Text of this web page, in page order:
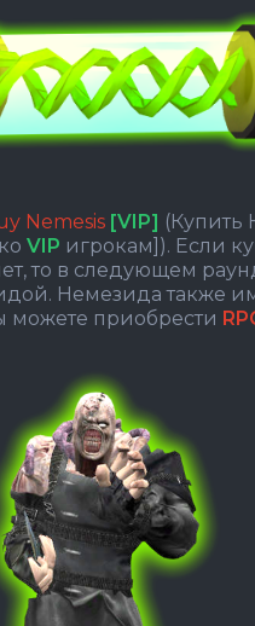
Nemesis [VIP] (Купить
VIP игрокам]). Если
то в следующем
Немезида также
можете приобрести